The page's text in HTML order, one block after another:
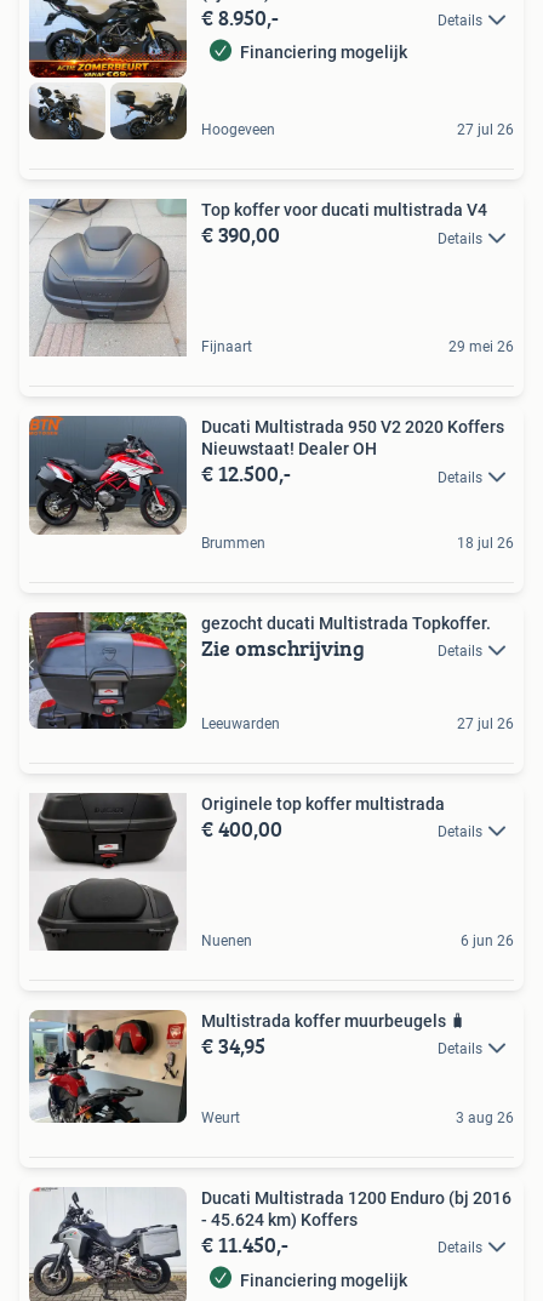
€ 8.950,- Details
Financiering mogelijk
Hoogeveen 27 jul 26
Top koffer voor ducati multistrada V4
€ 390,00 Details
Fijnaart 29 mei 26
Ducati Multistrada 950 V2 2020 Koffers
Nieuwstaat! Dealer OH
€ 12.500,- Details
Brummen 18 jul 26
gezocht ducati Multistrada Topkoffer.
Zie omschrijving Details
Leeuwarden 27 jul 26
Originele top koffer multistrada
€ 400,00 Details
Nuenen 6 jun 26
Multistrada koffer muurbeugels 🧳
€ 34,95 Details
Weurt 3 aug 26
Ducati Multistrada 1200 Enduro (bj 2016
- 45.624 km) Koffers
€ 11.450,- Details
Financiering mogelijk